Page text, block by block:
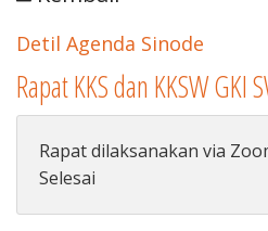
Klasis dan Jemaat
Berita Kegiatan
Fasilitas
Materi
Penerbitan
Detil Agenda Sinode
Rapat KKS dan KKSW GKI
Rapat dilaksanakan via
Selesai